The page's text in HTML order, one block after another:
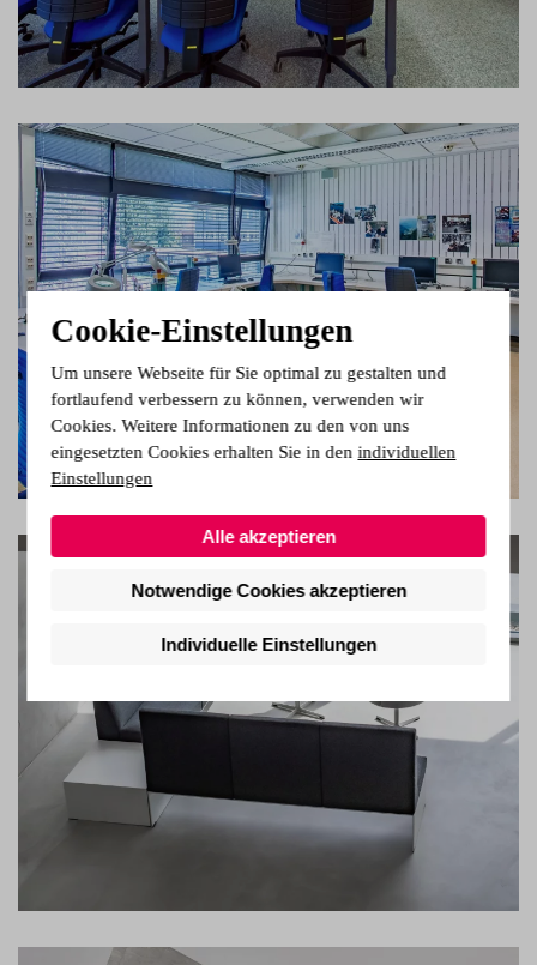
Cookie-Einstellungen
Um unsere Webseite für Sie optimal zu gestalten und
fortlaufend verbessern zu können, verwenden wir
Cookies. Weitere Informationen zu den von uns
eingesetzten Cookies erhalten Sie in denindividuellen
Einstellungen
Alle akzeptieren
Notwendige Cookies akzeptieren
Individuelle Einstellungen